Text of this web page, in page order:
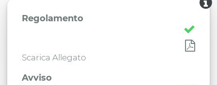
Regolamento
Scarica Allegato
Avviso